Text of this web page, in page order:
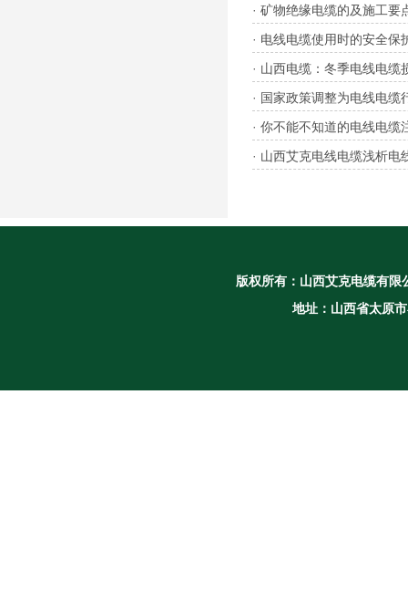
· 矿物绝缘电缆的及施工要
· 电线电缆使用时的安全保
· 山西电缆：冬季电线电缆
· 国家政策调整为电线电缆
· 你不能不知道的电线电缆
· 山西艾克电线电缆浅析电
版权所有： 山西艾克电缆有限
地址：山西省太原